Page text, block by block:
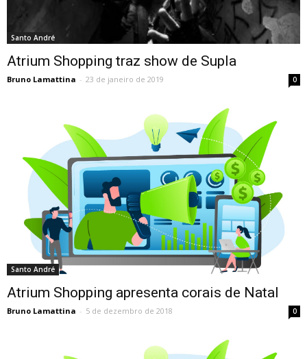
Santo André
Atrium Shopping traz show de Supla
Bruno Lamattina - 23 de janeiro de 2019 0
Santo André
Atrium Shopping apresenta corais de Natal
Bruno Lamattina - 5 de dezembro de 2018 0